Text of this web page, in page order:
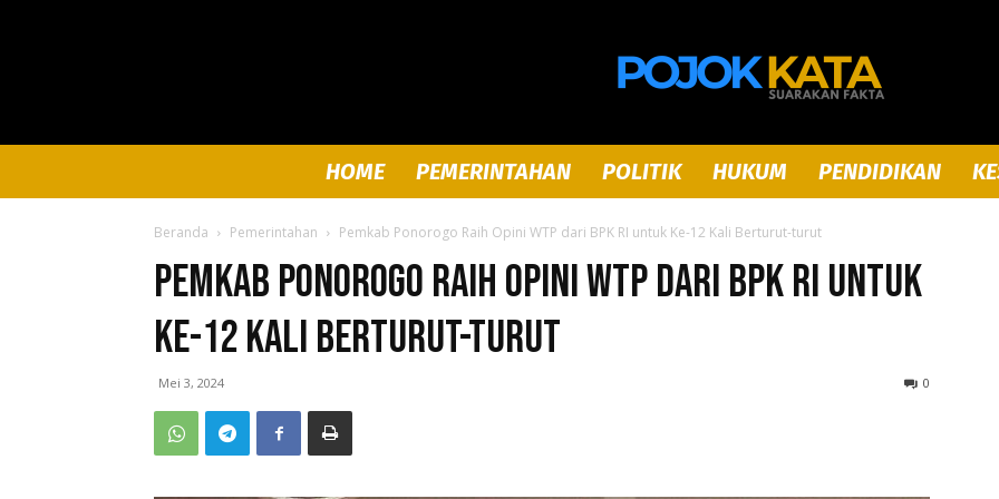
Pojok
HOME PEMERINTAHAN POLITIK HUKUM PENDIDIKAN
Beranda Pemerintahan Pemkab Ponorogo Raih Opini WTP dari BPK RI untuk Ke-12 Kali Berturut-turut
Pemkab Ponorogo Raih Opini WTP dari BPK RI untuk
Ke-12 Kali Berturut-turut
Mei 3, 2024 0